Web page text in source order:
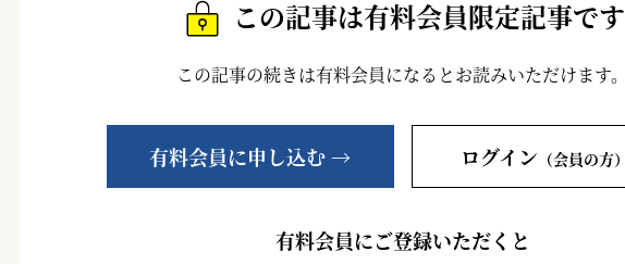
この記事は有料会員限定記事です
この記事の続きは有料会員になるとお読みいただけます。
有料会員に申し込む → ログイン （会員の方）
有料会員にご登録いただくと